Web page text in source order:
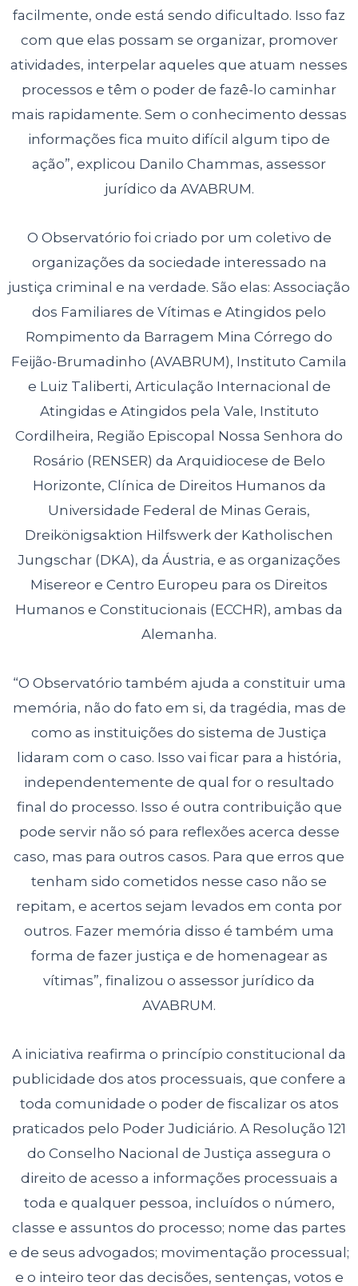
facilmente, onde está sendo dificultado. Isso faz
com que elas possam se organizar, promover
atividades, interpelar aqueles que atuam nesses
processos e têm o poder de fazê-lo caminhar
mais rapidamente. Sem o conhecimento dessas
informações fica muito difícil algum tipo de
ação”, explicou Danilo Chammas, assessor
jurídico da AVABRUM.
O Observatório foi criado por um coletivo de
organizações da sociedade interessado na
justiça criminal e na verdade. São elas: Associação
dos Familiares de Vítimas e Atingidos pelo
Rompimento da Barragem Mina Córrego do
Feijão-Brumadinho (AVABRUM), Instituto Camila
e Luiz Taliberti, Articulação Internacional de
Atingidas e Atingidos pela Vale, Instituto
Cordilheira, Região Episcopal Nossa Senhora do
Rosário (RENSER) da Arquidiocese de Belo
Horizonte, Clínica de Direitos Humanos da
Universidade Federal de Minas Gerais,
Dreikönigsaktion Hilfswerk der Katholischen
Jungschar (DKA), da Áustria, e as organizações
Misereor e Centro Europeu para os Direitos
Humanos e Constitucionais (ECCHR), ambas da
Alemanha.
“O Observatório também ajuda a constituir uma
memória, não do fato em si, da tragédia, mas de
como as instituições do sistema de Justiça
lidaram com o caso. Isso vai ficar para a história,
independentemente de qual for o resultado
final do processo. Isso é outra contribuição que
pode servir não só para reflexões acerca desse
caso, mas para outros casos. Para que erros que
tenham sido cometidos nesse caso não se
repitam, e acertos sejam levados em conta por
outros. Fazer memória disso é também uma
forma de fazer justiça e de homenagear as
vítimas”, finalizou o assessor jurídico da
AVABRUM.
A iniciativa reafirma o princípio constitucional da
publicidade dos atos processuais, que confere a
toda comunidade o poder de fiscalizar os atos
praticados pelo Poder Judiciário. A Resolução 121
do Conselho Nacional de Justiça assegura o
direito de acesso a informações processuais a
toda e qualquer pessoa, incluídos o número,
classe e assuntos do processo; nome das partes
e de seus advogados; movimentação processual;
e o inteiro teor das decisões, sentenças, votos e